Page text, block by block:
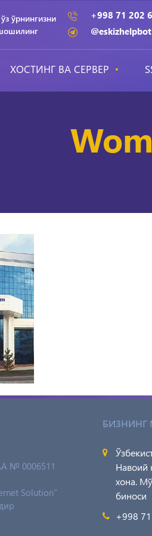
ўрнингизни
+998 71 202
@eskizhelpbot
ХОСТИНГ ВА СЕРВЕР
№ 0006511
Solution"
Навоий
хона.
биноси
+998